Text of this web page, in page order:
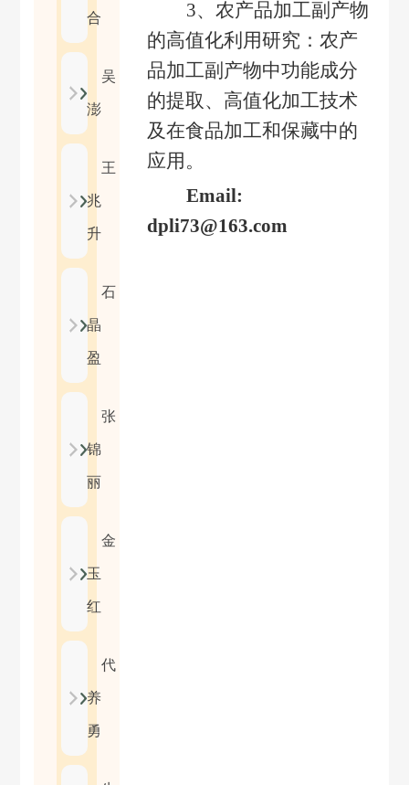
合
吴
澎
王
兆
升
石
晶
盈
张
锦
丽
金
玉
红
代
养
勇
3、农产品加工副产物
的高值化利用研究：农产
品加工副产物中功能成分
的提取、高值化加工技术
及在食品加工和保藏中的
应用。
Email:
dpli73@163.com